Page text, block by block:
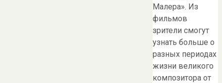
Малера». Из
фильмов
зрители смогут
узнать больше о
разных периодах
жизни великого
композитора от